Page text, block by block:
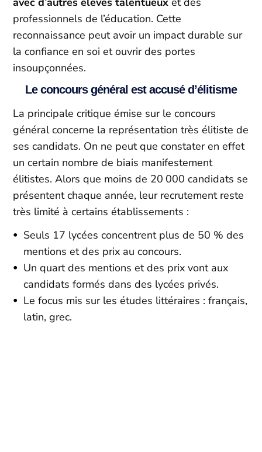
professionnels de l’éducation. Cette
reconnaissance peut avoir un impact durable sur
la confiance en soi et ouvrir des portes
insoupçonnées.
Le concours général est accusé d’élitisme
La principale critique émise sur le concours
général concerne la représentation très élitiste de
ses candidats. On ne peut que constater en effet
un certain nombre de biais manifestement
élitistes. Alors que moins de 20 000 candidats se
présentent chaque année, leur recrutement reste
très limité à certains établissements :
Seuls 17 lycées concentrent plus de 50 % des
mentions et des prix au concours.
Un quart des mentions et des prix vont aux
candidats formés dans des lycées privés.
Le focus mis sur les études littéraires : français,
latin, grec.